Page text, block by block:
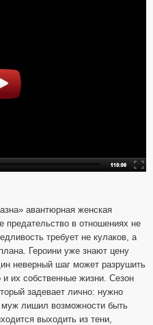
авантюрная женская
предательство в отношениях не
требует не кулаков, а
Героини уже знают цену
неверный шаг может разрушить
их собственные жизни. Сезон
задевает лично: нужно
лишил возможности быть
выходить из тени,